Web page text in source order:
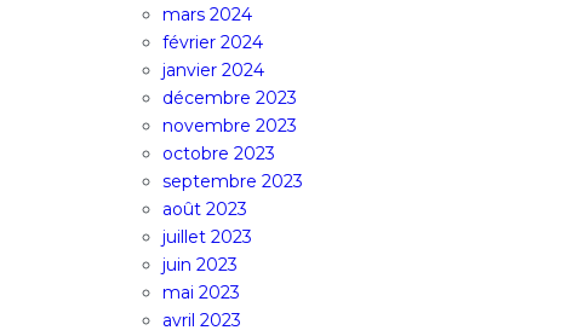
mars 2024
février 2024
janvier 2024
décembre 2023
novembre 2023
octobre 2023
septembre 2023
août 2023
juillet 2023
juin 2023
mai 2023
avril 2023